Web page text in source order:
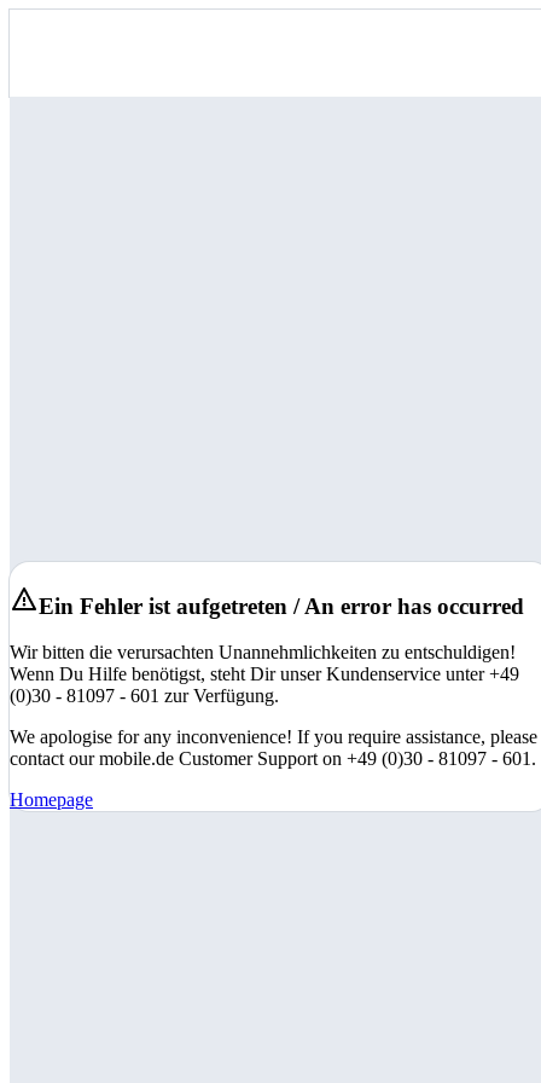
Ein Fehler ist aufgetreten / An error has occurred
Wir bitten die verursachten Unannehmlichkeiten zu entschuldigen!
Wenn Du Hilfe benötigst, steht Dir unser Kundenservice unter +49
(0)30 - 81097 - 601 zur Verfügung.
We apologise for any inconvenience! If you require assistance, please
contact our mobile.de Customer Support on +49 (0)30 - 81097 - 601.
Homepage